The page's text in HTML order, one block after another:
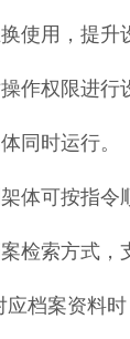
使用，提升
作权限进行
同时运行。
体可按指令
检索方式，
档案资料